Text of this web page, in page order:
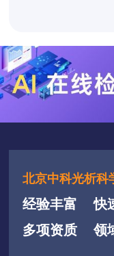
北京中科光析科
经验丰富
快
多项资质
领